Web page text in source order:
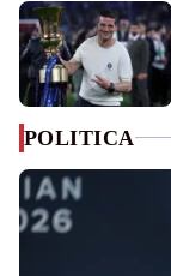
POLITICA